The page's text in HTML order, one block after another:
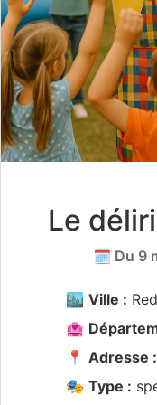
Le
🗓️ Du 9
🏙️ Ville :
🏩
📍 Adresse :
🎭 Type :